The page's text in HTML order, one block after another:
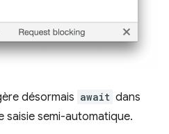
désormais await dans
saisie semi-automatique.